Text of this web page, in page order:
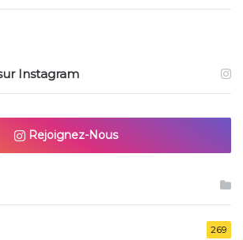
Instagram
Rejoignez-Nous
269